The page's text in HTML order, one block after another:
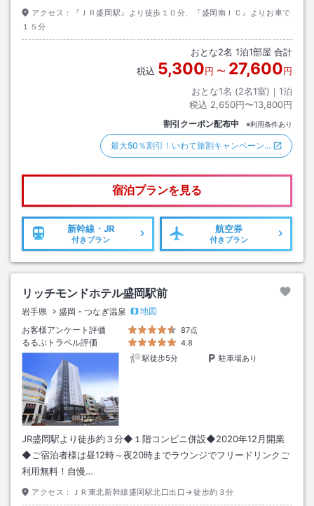
アクセス：
『ＪＲ盛岡駅』より徒歩１０分、『盛岡南ＩＣ』よりお車で
１５分
おとな2名 1泊1部屋 合計
税込 5,300円 〜 27,600円
おとな1名 (2名1室)｜ 1泊
税込 2,650円〜13,800円
割引クーポン配布中 ※利用条件あり
最大50％割引！いわて旅割キャンペーン…
宿泊プランを見る
新幹線・JR
付きプラン
航空券
付きプラン
リッチモンドホテル盛岡駅前
岩手県 盛岡・つなぎ温泉
地図
お客様アンケート評価
87点
るるぶトラベル評価
4.8
駅徒歩5分
駐車場あり
JR盛岡駅より徒歩約３分◆１階コンビニ併設◆2020年12月開業
◆ご宿泊者様は昼12時～夜20時までラウンジでフリードリンクご
利用無料！自慢…
アクセス： ＪＲ東北新幹線盛岡駅北口出口→徒歩約３分